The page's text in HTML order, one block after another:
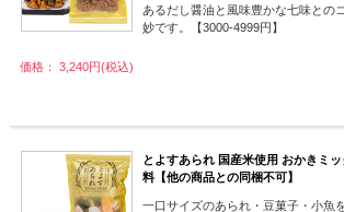
あるだし醤油と風味豊かな七味との
妙です。【3000-4999円】
価格： 3,240円(税込)
とよすあられ 国産米使用 おかきミ
料【他の商品との同梱不可】
一口サイズのあられ・豆菓子・小魚